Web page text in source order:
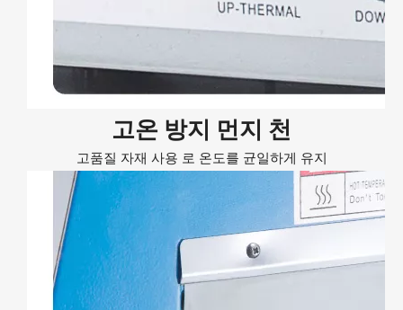
고온 방지 먼지 천
고품질 자재 사용 로 온도를 균일하게 유지